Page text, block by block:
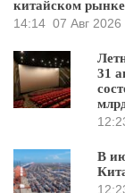
китайском рынке
14:14 07 Авг 2026
31
В